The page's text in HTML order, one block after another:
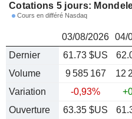
Cotations 5 jours:
Cours en différé Nasdaq
03/08/2026 04/
Dernier
61.73 $US
Volume
9 585 167 12
Variation
-0,93%
Ouverture
63.35 $US